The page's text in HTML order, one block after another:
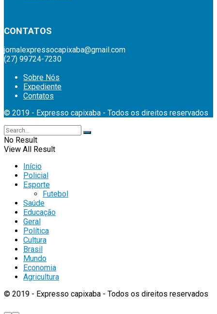
CONTATOS
jornalexpressocapixaba@gmail.com
(27) 99724-7230
Sobre Nós
Expediente
Contatos
© 2019 - Expresso capixaba - Todos os direitos reservados
No Result
View All Result
Início
Policial
Esporte
Futebol
Saúde
Educação
Geral
Política
Cultura
Brasil
Mundo
Economia
Agricultura
© 2019 - Expresso capixaba - Todos os direitos reservados